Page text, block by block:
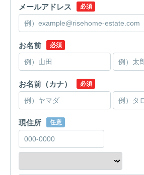
メールアドレス 必須
お名前 必須
お名前（カナ） 必須
現住所 任意